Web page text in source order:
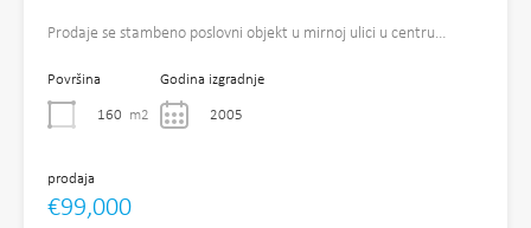
Prodaje se stambeno poslovni objekt u mirnoj ulici u centru…
Površina
160 m2
Godina izgradnje
2005
prodaja
€99,000